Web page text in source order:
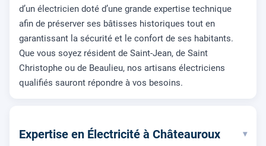
d’un électricien doté d’une grande expertise technique
afin de préserver ses bâtisses historiques tout en
garantissant la sécurité et le confort de ses habitants.
Que vous soyez résident de Saint-Jean, de Saint
Christophe ou de Beaulieu, nos artisans électriciens
qualifiés sauront répondre à vos besoins.
Expertise en Électricité à Châteauroux ▾